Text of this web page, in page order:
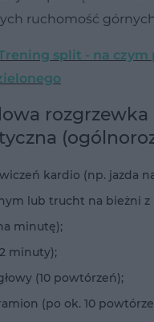
ruchomość górnych
split - na czym
rozgrzewka
kardio (np. jazda
lub trucht na bieżni z
minutę);
minuty);
(10 powtórzeń);
(po ok. 10